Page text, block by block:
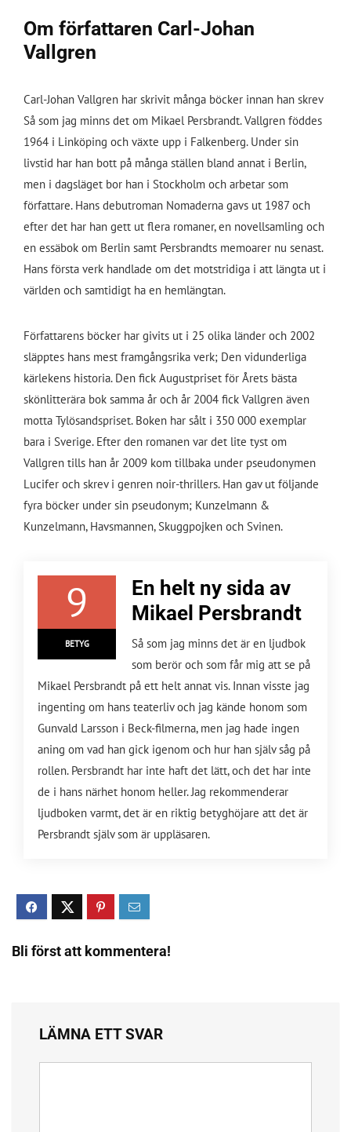
Om författaren Carl-Johan
Vallgren
Carl-Johan Vallgren har skrivit många böcker innan han skrev
Så som jag minns det om Mikael Persbrandt. Vallgren föddes
1964 i Linköping och växte upp i Falkenberg. Under sin
livstid har han bott på många ställen bland annat i Berlin,
men i dagsläget bor han i Stockholm och arbetar som
författare. Hans debutroman Nomaderna gavs ut 1987 och
efter det har han gett ut flera romaner, en novellsamling och
en essäbok om Berlin samt Persbrandts memoarer nu senast.
Hans första verk handlade om det motstridiga i att längta ut i
världen och samtidigt ha en hemlängtan.
Författarens böcker har givits ut i 25 olika länder och 2002
släpptes hans mest framgångsrika verk; Den vidunderliga
kärlekens historia. Den fick Augustpriset för Årets bästa
skönlitterära bok samma år och år 2004 fick Vallgren även
motta Tylösandspriset. Boken har sålt i 350 000 exemplar
bara i Sverige. Efter den romanen var det lite tyst om
Vallgren tills han år 2009 kom tillbaka under pseudonymen
Lucifer och skrev i genren noir-thrillers. Han gav ut följande
fyra böcker under sin pseudonym; Kunzelmann &
Kunzelmann, Havsmannen, Skuggpojken och Svinen.
9
BETYG
En helt ny sida av
Mikael Persbrandt
Så som jag minns det är en ljudbok
som berör och som får mig att se på
Mikael Persbrandt på ett helt annat vis. Innan visste jag
ingenting om hans teaterliv och jag kände honom som
Gunvald Larsson i Beck-filmerna, men jag hade ingen
aning om vad han gick igenom och hur han själv såg på
rollen. Persbrandt har inte haft det lätt, och det har inte
de i hans närhet honom heller. Jag rekommenderar
ljudboken varmt, det är en riktig betyghöjare att det är
Persbrandt själv som är uppläsaren.
Bli först att kommentera!
LÄMNA ETT SVAR